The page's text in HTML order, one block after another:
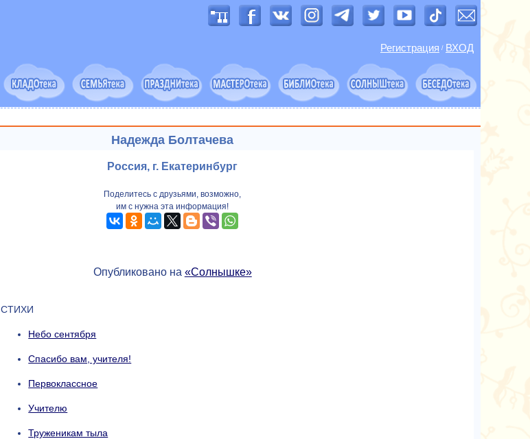
Регистрация / ВХОД
Надежда Болтачева
Россия, г. Екатеринбург
Поделитесь с друзьями, возможно,
им с нужна эта информация!
Опубликовано на «Солнышке»
СТИХИ
Небо сентября
Спасибо вам, учителя!
Первоклассное
Учителю
Труженикам тыла